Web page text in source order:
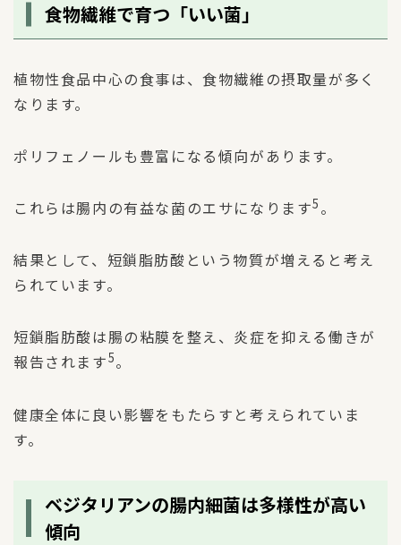
食物繊維で育つ「いい菌」
植物性食品中心の食事は、食物繊維の摂取量が多く
なります。
ポリフェノールも豊富になる傾向があります。
これらは腸内の有益な菌のエサになります5 。
結果として、短鎖脂肪酸という物質が増えると考え
られています。
短鎖脂肪酸は腸の粘膜を整え、炎症を抑える働きが
報告されます5。
健康全体に良い影響をもたらすと考えられていま
す。
ベジタリアンの腸内細菌は多様性が高い
傾向